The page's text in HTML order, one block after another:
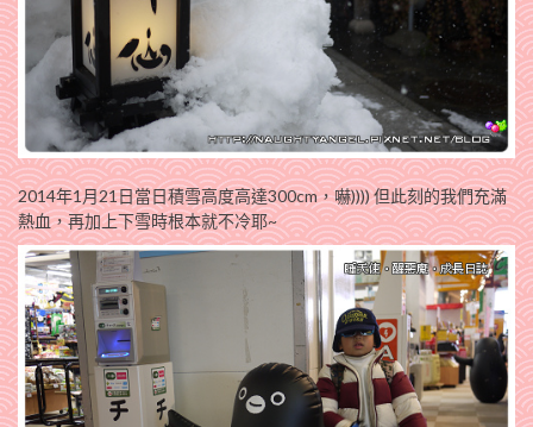
2014年1月21日當日積雪高度高達300cm，嚇)))) 但此刻的我們充滿
熱血，再加上下雪時根本就不冷耶~